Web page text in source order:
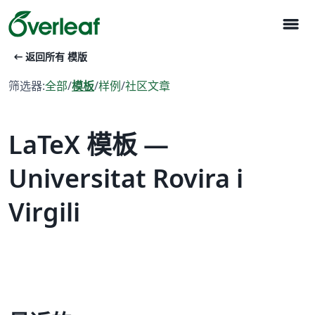
menu
arrow_left_alt 返回所有 模版
筛选器:全部/模板/样例/社区文章
LaTeX 模板 —
Universitat Rovira i
Virgili